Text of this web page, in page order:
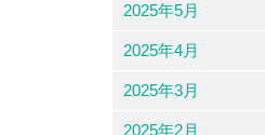
2025年5月
2025年4月
2025年3月
2025年2月